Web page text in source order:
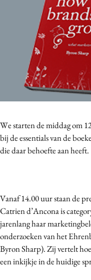
Artificial Intelligence
Campagnes
Carriere
Contentmarketing
Customer Experience
Data & Insights
Effectiviteit
Gedragsverandering
Influencer marketing
Interne communicatie
Martech
We starten de middag om
bij de essentials van de
die daar behoefte aan heeft.
Vanaf 14.00 uur staan de
Catrien d’Ancona is
jarenlang haar
onderzoeken van het
Byron Sharp). Zij vertelt
een inkijkje in de huidige